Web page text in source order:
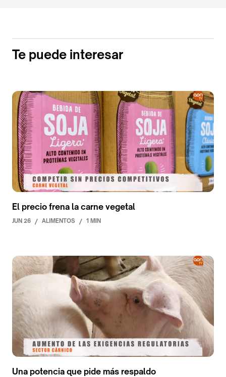
Te puede interesar
El precio frena la carne vegetal
JUN 26 / ALIMENTOS / 1 MIN
Una potencia que pide más respaldo